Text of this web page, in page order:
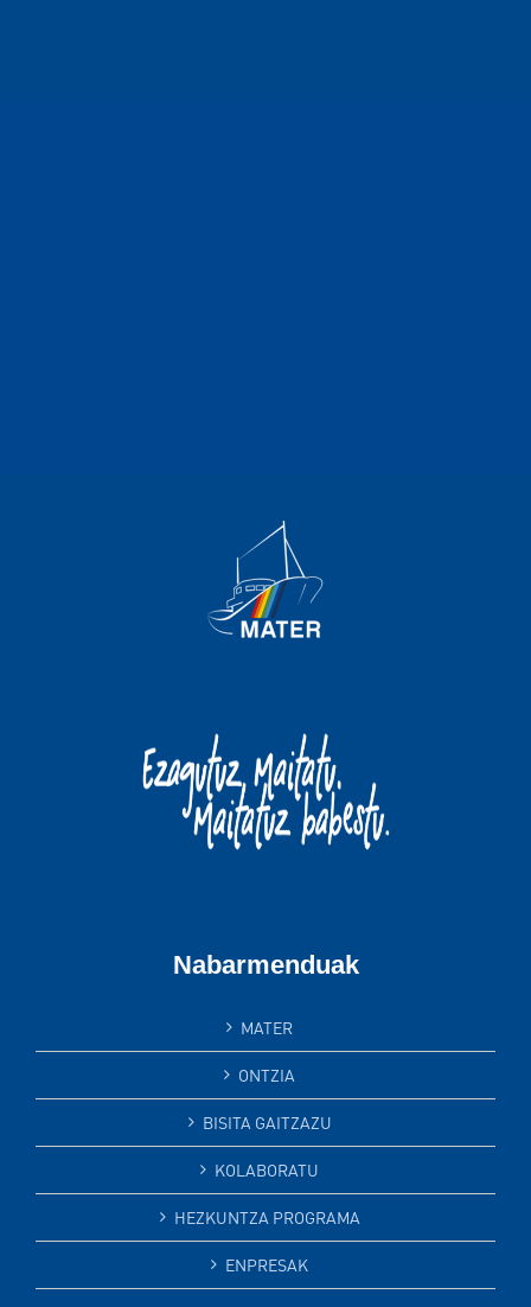
Nabarmenduak
MATER
ONTZIA
BISITA GAITZAZU
KOLABORATU
HEZKUNTZA PROGRAMA
ENPRESAK